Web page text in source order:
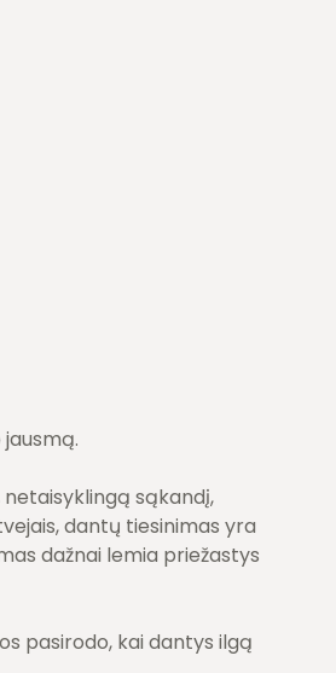
sąkandį,
dantų tiesinimas yra
dažnai lemia priežastys
pasirodo, kai dantys ilgą